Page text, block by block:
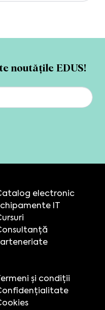
noutățile EDUS!
electronic
IT
Termeni și condiții